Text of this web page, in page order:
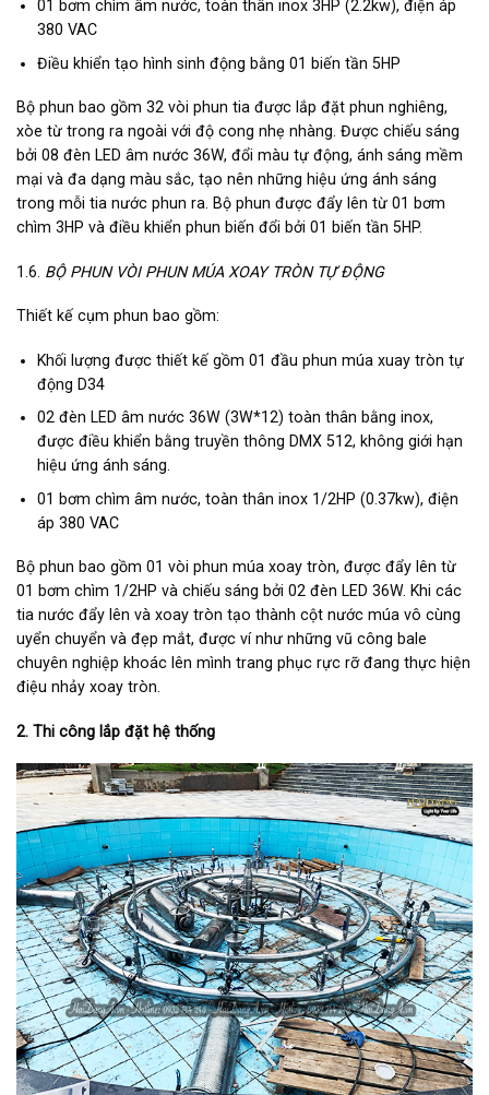
01 bơm chìm âm nước, toàn thân inox 3HP (2.2kw), điện áp
380 VAC
Điều khiển tạo hình sinh động bằng 01 biến tần 5HP
Bộ phun bao gồm 32 vòi phun tia được lắp đặt phun nghiêng,
xòe từ trong ra ngoài với độ cong nhẹ nhàng. Được chiếu sáng
bởi 08 đèn LED âm nước 36W, đổi màu tự động, ánh sáng mềm
mại và đa dạng màu sắc, tạo nên những hiệu ứng ánh sáng
trong mỗi tia nước phun ra. Bộ phun được đẩy lên từ 01 bơm
chìm 3HP và điều khiển phun biến đổi bởi 01 biến tần 5HP.
1.6. BỘ PHUN VÒI PHUN MÚA XOAY TRÒN TỰ ĐỘNG
Thiết kế cụm phun bao gồm:
Khối lượng được thiết kế gồm 01 đầu phun múa xuay tròn tự
động D34
02 đèn LED âm nước 36W (3W*12) toàn thân bằng inox,
được điều khiển bằng truyền thông DMX 512, không giới hạn
hiệu ứng ánh sáng.
01 bơm chìm âm nước, toàn thân inox 1/2HP (0.37kw), điện
áp 380 VAC
Bộ phun bao gồm 01 vòi phun múa xoay tròn, được đẩy lên từ
01 bơm chìm 1/2HP và chiếu sáng bởi 02 đèn LED 36W. Khi các
tia nước đẩy lên và xoay tròn tạo thành cột nước múa vô cùng
uyển chuyển và đẹp mắt, được ví như những vũ công bale
chuyên nghiệp khoác lên mình trang phục rực rỡ đang thực hiện
điệu nhảy xoay tròn.
2. Thi công lắp đặt hệ thống